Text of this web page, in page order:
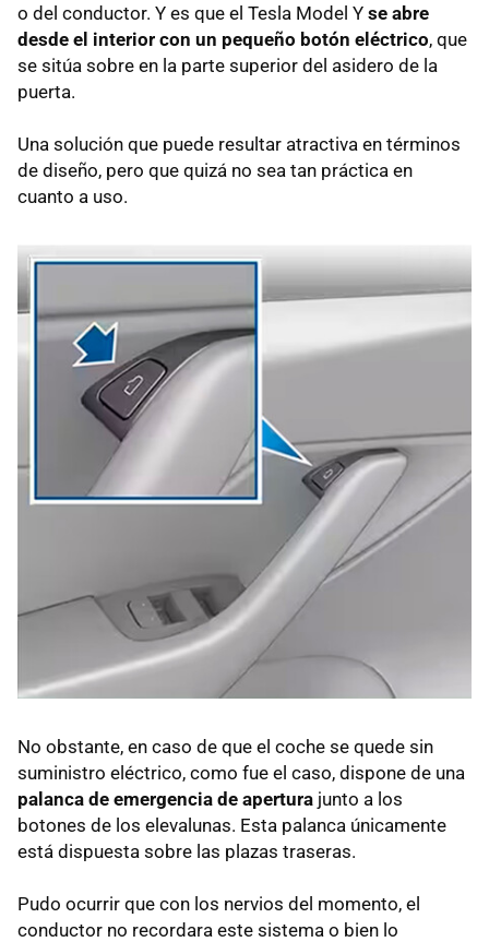
o del conductor. Y es que el Tesla Model Y se abre
desde el interior con un pequeño botón eléctrico, que
se sitúa sobre en la parte superior del asidero de la
puerta.
Una solución que puede resultar atractiva en términos
de diseño, pero que quizá no sea tan práctica en
cuanto a uso.
No obstante, en caso de que el coche se quede sin
suministro eléctrico, como fue el caso, dispone de una
palanca de emergencia de apertura junto a los
botones de los elevalunas. Esta palanca únicamente
está dispuesta sobre las plazas traseras.
Pudo ocurrir que con los nervios del momento, el
conductor no recordara este sistema o bien lo